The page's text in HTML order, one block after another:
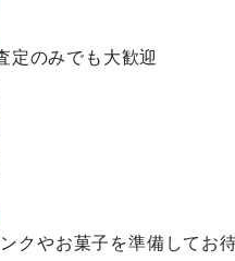
定のみでも大歓迎
クやお菓子を準備してお